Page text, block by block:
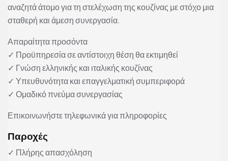
αναζητά άτομο για τη στελέχωση της κουζίνας με στόχο μια
σταθερή και άμεση συνεργασία.
Απαραίτητα προσόντα
✓ Προϋπηρεσία σε αντίστοιχη θέση θα εκτιμηθεί
✓ Γνώση ελληνικής και ιταλικής κουζίνας
✓ Υπευθυνότητα και επαγγελματική συμπεριφορά
✓ Ομαδικό πνεύμα συνεργασίας
Επικοινωνήστε τηλεφωνικά για πληροφορίες
Παροχές
✓ Πλήρης απασχόληση